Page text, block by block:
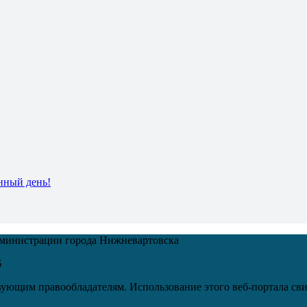
день!
города Нижневартовска
правообладателям. Использование этого веб-портала